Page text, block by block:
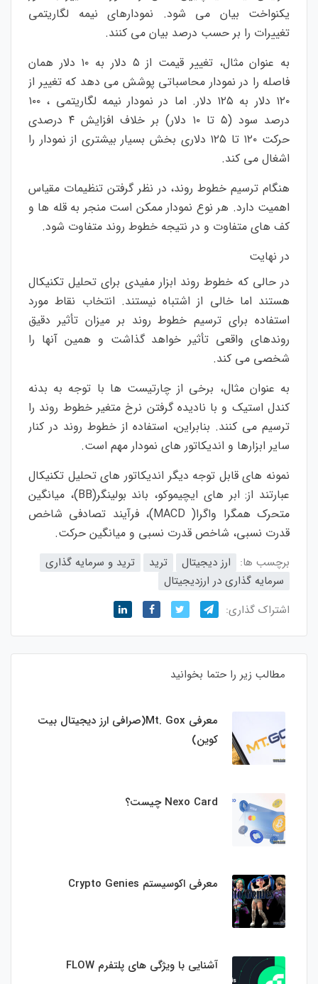
یکنواخت بیان می شود. نمودارهای نیمه لگاریتمی
تغییرات را بر حسب درصد بیان می کنند.
به عنوان مثال، تغییر قیمت از ۵ دلار به ۱۰ دلار همان
فاصله را در نمودار محاسباتی پوشش می دهد که تغییر از
۱۲۰ دلار به ۱۲۵ دلار. اما در نمودار نیمه لگاریتمی ، ۱۰۰
درصد سود (۵ تا ۱۰ دلار) بر خلاف افزایش ۴ درصدی
حرکت ۱۲۰ تا ۱۲۵ دلاری بخش بسیار بیشتری از نمودار را
اشغال می کند.
هنگام ترسیم خطوط روند، در نظر گرفتن تنظیمات مقیاس
اهمیت دارد. هر نوع نمودار ممکن است منجر به قله ها و
کف های متفاوت و در نتیجه خطوط روند متفاوت شود.
در نهایت
در حالی که خطوط روند ابزار مفیدی برای تحلیل تکنیکال
هستند اما خالی از اشتباه نیستند. انتخاب نقاط مورد
استفاده برای ترسیم خطوط روند بر میزان تأثیر دقیق
روندهای واقعی تأثیر خواهد گذاشت و همین آنها را
شخصی می کند.
به عنوان مثال، برخی از چارتیست ها با توجه به بدنه
کندل استیک و با نادیده گرفتن نرخ متغیر خطوط روند را
ترسیم می كنند. بنابراین، استفاده از خطوط روند در کنار
سایر ابزارها و اندیکاتور های نمودار مهم است.
نمونه های قابل توجه دیگر اندیکاتور های تحلیل تکنیکال
عبارتند از: ابر های ایچیموکو
، باند بولینگر(BB)، میانگین
متحرک همگرا واگرا( MACD)، فرآیند تصادفی شاخص
قدرت نسبی، شاخص قدرت نسبی و میانگین حرکت.
برچسب ها: ارز دیجیتال ترید
ترید و سرمایه گذاری
سرمایه گذاری در ارزدیجیتال
اشتراک گذاری:
مطالب زیر را حتما بخوانید
معرفی Mt. Gox(صرافی ارز دیجیتال بیت
کوین)
Nexo Card چیست؟
معرفی اکوسیستم Crypto Genies
آشنایی با ویژگی های پلتفرم FLOW